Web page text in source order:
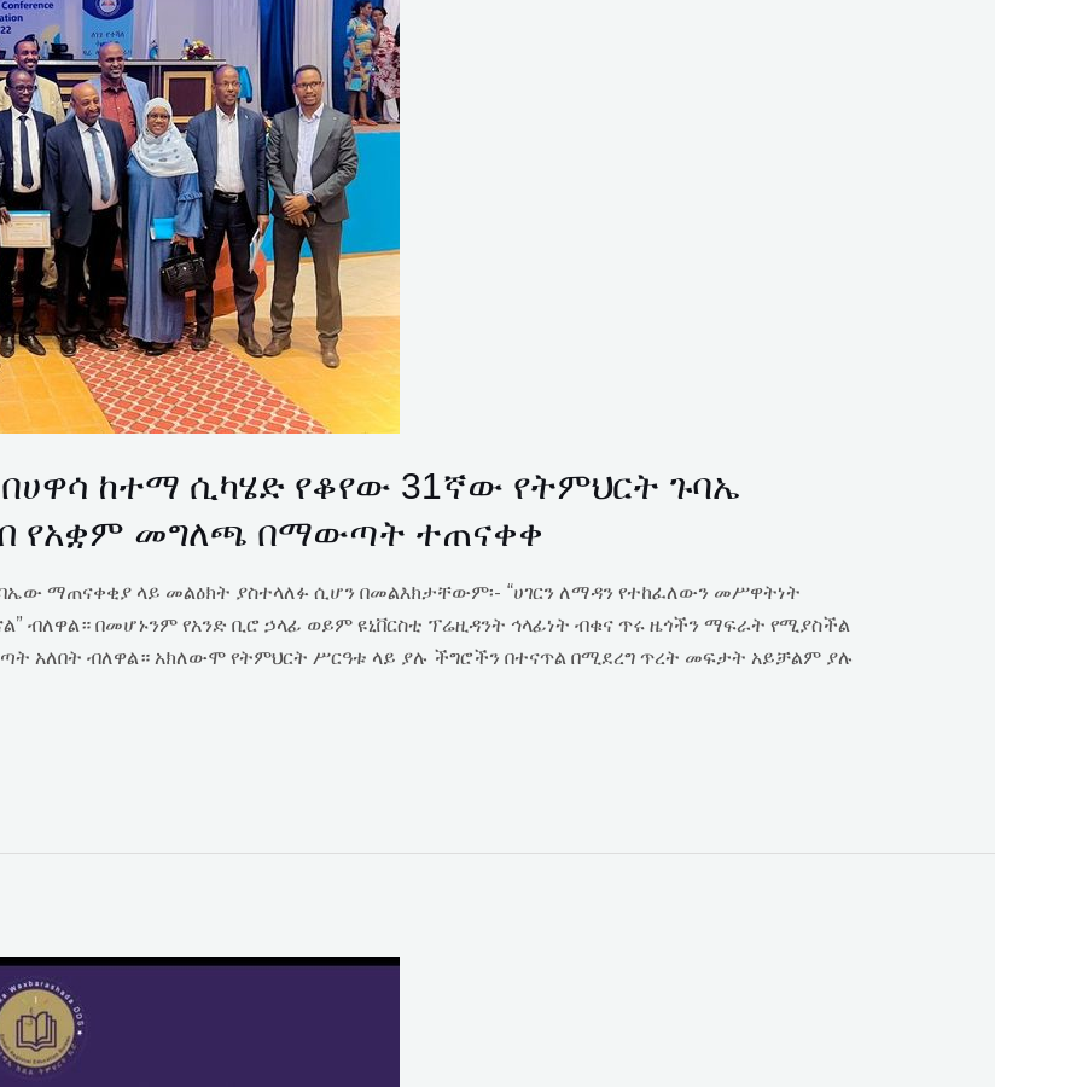
ከተማ ሲካሄድ የቆየው 31ኛው የትምህርት ጉባኤ
የአቋም መግለጫ በማውጣት ተጠናቀቀ
ማጠናቀቂያ ላይ መልዕክት ያስተላለፉ ሲሆን በመልእክታቸውም፡- “ሀገርን ለማዳን የተከፈለውን መሥዋትነት
ብለዋል። በመሆኑንም የአንድ ቢሮ ኃላፊ ወይም ዩኒቨርስቲ ፕሬዚዳንት ኅላፊነት ብቁና ጥሩ ዜጎችን ማፍራት የሚያስችል
አለበት ብለዋል። አክለውሞ የትምህርት ሥርዓቱ ላይ ያሉ ችግሮችን በተናጥል በሚደረግ ጥረት መፍታት አይቻልም ያሉ